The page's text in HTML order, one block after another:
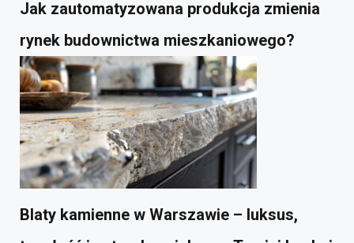
Jak zautomatyzowana produkcja zmienia
rynek budownictwa mieszkaniowego?
Blaty kamienne w Warszawie – luksus,